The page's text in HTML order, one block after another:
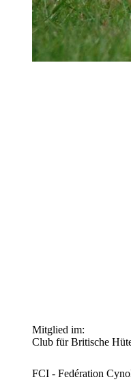
Mitglied im:
Club für Britische
FCI - Fedération